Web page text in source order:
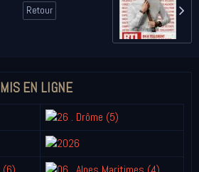
Retour
EN LIGNE